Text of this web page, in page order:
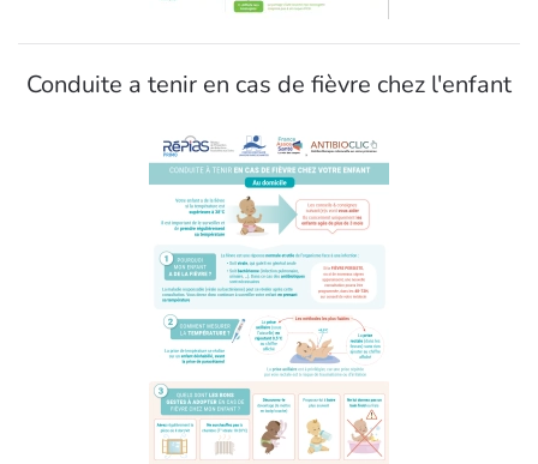
Conduite a tenir en cas de fièvre chez l'enfant